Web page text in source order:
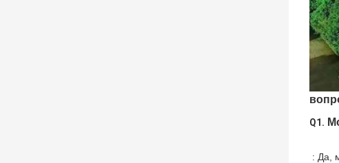
Q1.
: Да,